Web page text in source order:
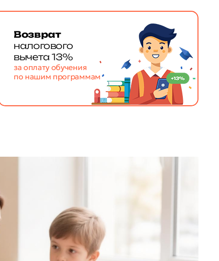
Возврат
налогового
вычета 13%
за оплату обучения
по нашим программам